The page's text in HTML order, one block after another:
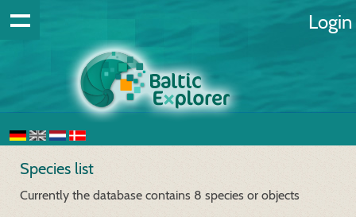
Login
Species list
Currently the database contains 8 species or objects